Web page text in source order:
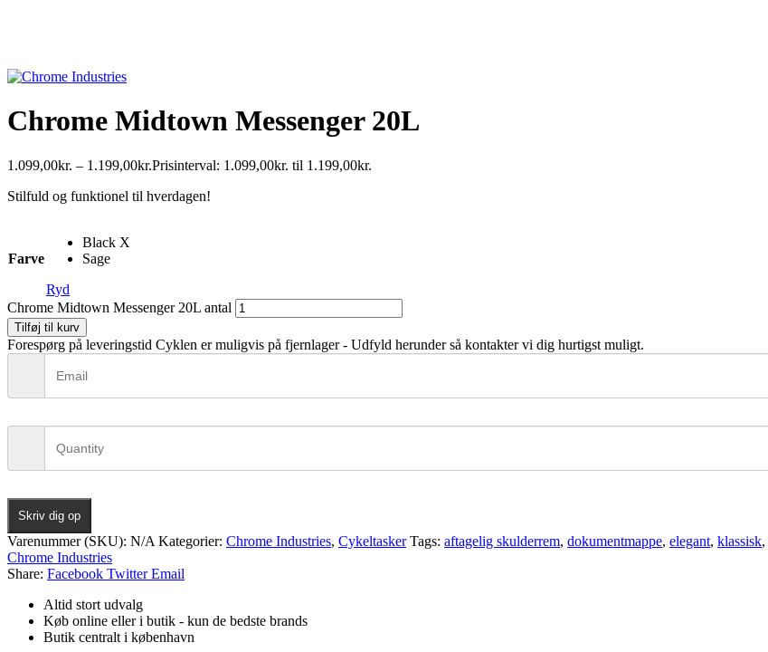
Chrome Midtown Messenger 20L
1.099,00kr. – 1.199,00kr.Prisinterval: 1.099,00kr. til 1.199,00kr.
Stilfuld og funktionel til hverdagen!
Farve
Black X
Sage
Ryd
Chrome Midtown Messenger 20L antal
Tilføj til kurv
Forespørg på leveringstid Cyklen er muligvis på fjernlager - Udfyld herunder så kontakter vi dig hurtigst muligt.
Skriv dig op
Varenummer (SKU): N/A Kategorier: Chrome Industries, Cykeltasker Tags: aftagelig skulderrem, dokumentmappe, elegant, klassisk,
Chrome Industries
Share: Facebook Twitter Email
Altid stort udvalg
Køb online eller i butik - kun de bedste brands
Butik centralt i københavn